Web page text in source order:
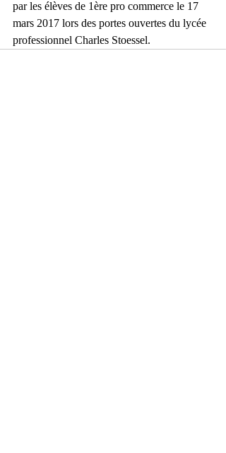
par les élèves de 1ère pro commerce le 17
mars 2017 lors des portes ouvertes du lycée
professionnel Charles Stoessel.